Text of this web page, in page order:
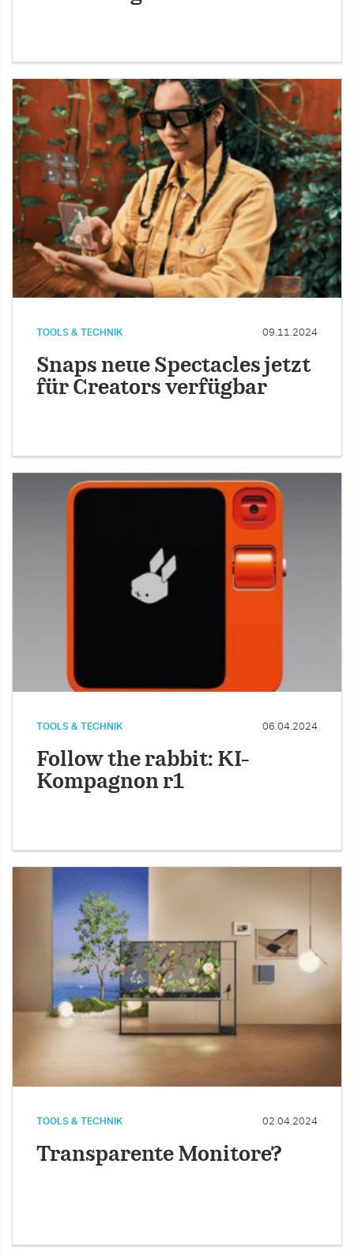
TOOLS & TECHNIK 09.11.2024
Snaps neue Spectacles jetzt
für Creators verfügbar
TOOLS & TECHNIK 06.04.2024
Follow the rabbit: KI-
Kompagnon r1
TOOLS & TECHNIK 02.04.2024
Transparente Monitore?